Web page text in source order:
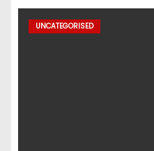
UNCATEGORISED